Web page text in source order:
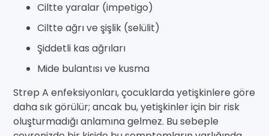
Ciltte yaralar (impetigo)
Ciltte ağrı ve şişlik (selülit)
Şiddetli kas ağrıları
Mide bulantısı ve kusma
Strep A enfeksiyonları, çocuklarda yetişkinlere göre
daha sık görülür; ancak bu, yetişkinler için bir risk
oluşturmadığı anlamına gelmez. Bu sebeple